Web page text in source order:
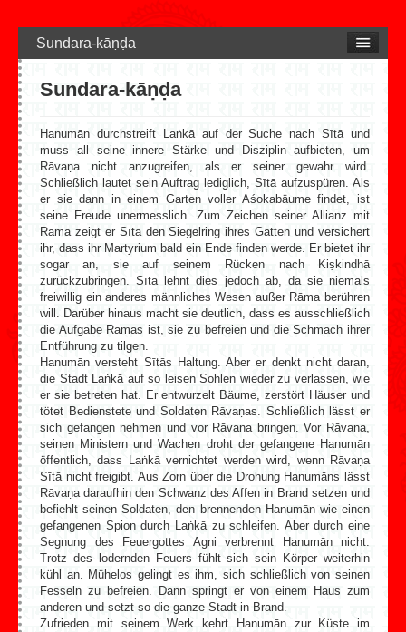
Sundara-kāṇḍa
Sundara-kāṇḍa
Hanumān durchstreift Laṅkā auf der Suche nach Sītā und
muss all seine innere Stärke und Disziplin aufbieten, um
Rāvaṇa nicht anzugreifen, als er seiner gewahr wird.
Schließlich lautet sein Auftrag lediglich, Sītā aufzuspüren. Als
er sie dann in einem Garten voller Aśokabäume findet, ist
seine Freude unermesslich. Zum Zeichen seiner Allianz mit
Rāma zeigt er Sītā den Siegelring ihres Gatten und versichert
ihr, dass ihr Martyrium bald ein Ende finden werde. Er bietet ihr
sogar an, sie auf seinem Rücken nach Kiṣkindhā
zurückzubringen. Sītā lehnt dies jedoch ab, da sie niemals
freiwillig ein anderes männliches Wesen außer Rāma berühren
will. Darüber hinaus macht sie deutlich, dass es ausschließlich
die Aufgabe Rāmas ist, sie zu befreien und die Schmach ihrer
Entführung zu tilgen.
Hanumān versteht Sītās Haltung. Aber er denkt nicht daran,
die Stadt Laṅkā auf so leisen Sohlen wieder zu verlassen, wie
er sie betreten hat. Er entwurzelt Bäume, zerstört Häuser und
tötet Bedienstete und Soldaten Rāvaṇas. Schließlich lässt er
sich gefangen nehmen und vor Rāvaṇa bringen. Vor Rāvaṇa,
seinen Ministern und Wachen droht der gefangene Hanumān
öffentlich, dass Laṅkā vernichtet werden wird, wenn Rāvaṇa
Sītā nicht freigibt. Aus Zorn über die Drohung Hanumāns lässt
Rāvaṇa daraufhin den Schwanz des Affen in Brand setzen und
befiehlt seinen Soldaten, den brennenden Hanumān wie einen
gefangenen Spion durch Laṅkā zu schleifen. Aber durch eine
Segnung des Feuergottes Agni verbrennt Hanumān nicht.
Trotz des lodernden Feuers fühlt sich sein Körper weiterhin
kühl an. Mühelos gelingt es ihm, sich schließlich von seinen
Fesseln zu befreien. Dann springt er von einem Haus zum
anderen und setzt so die ganze Stadt in Brand.
Zufrieden mit seinem Werk kehrt Hanumān zur Küste im